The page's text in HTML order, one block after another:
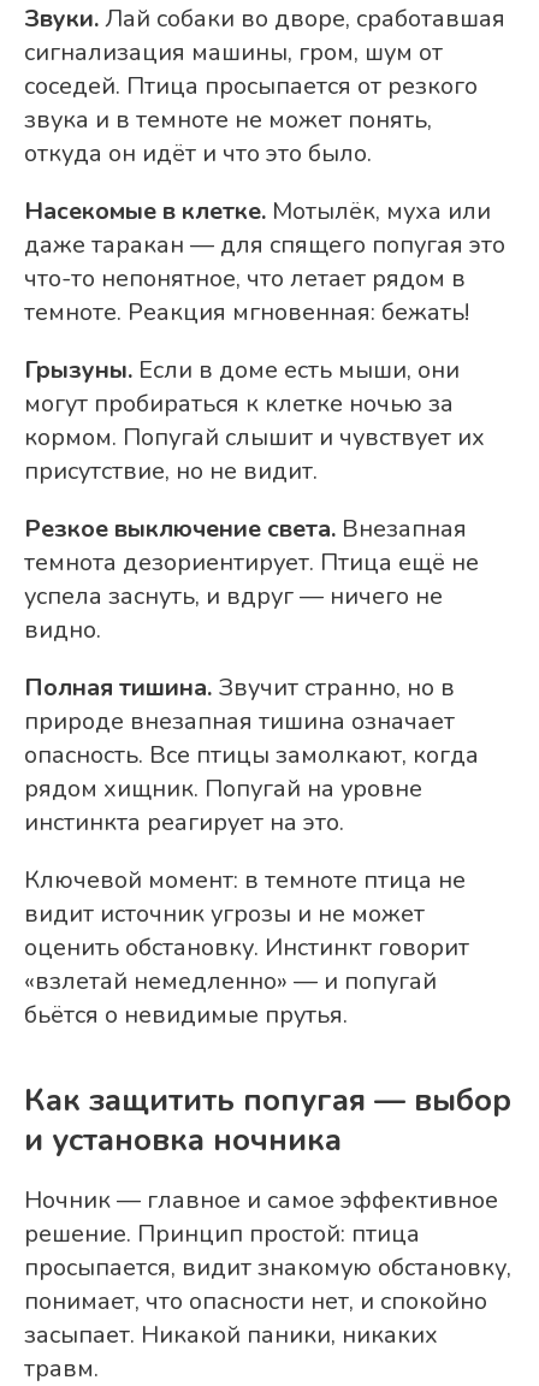
Звуки.Лай собаки во дворе, сработавшая
сигнализация машины, гром, шум от
соседей. Птица просыпается от резкого
звука и в темноте не может понять,
откуда он идёт и что это было.
Насекомые в клетке. Мотылёк, муха или
даже таракан — для спящего попугая это
что-то непонятное, что летает рядом в
темноте. Реакция мгновенная: бежать!
Грызуны. Если в доме есть мыши, они
могут пробираться к клетке ночью за
кормом. Попугай слышит и чувствует их
присутствие, но не видит.
Резкое выключение света. Внезапная
темнота дезориентирует. Птица ещё не
успела заснуть, и вдруг — ничего не
видно.
Полная тишина. Звучит странно, но в
природе внезапная тишина означает
опасность. Все птицы замолкают, когда
рядом хищник. Попугай на уровне
инстинкта реагирует на это.
Ключевой момент: в темноте птица не
видит источник угрозы и не может
оценить обстановку. Инстинкт говорит
«взлетай немедленно» — и попугай
бьётся о невидимые прутья.
Как защитить попугая — выбор
и установка ночника
Ночник — главное и самое эффективное
решение. Принцип простой: птица
просыпается, видит знакомую обстановку,
понимает, что опасности нет, и спокойно
засыпает. Никакой паники, никаких
травм.